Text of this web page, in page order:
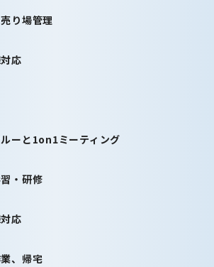
り場管理
応
ーと1on1ミーティング
・研修
応
、帰宅